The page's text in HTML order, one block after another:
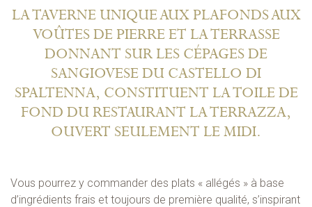
LA TAVERNE UNIQUE AUX PLAFONDS AUX
VOÛTES DE PIERRE ET LA TERRASSE
DONNANT SUR LES CÉPAGES DE
SANGIOVESE DU CASTELLO DI
SPALTENNA, CONSTITUENT LA TOILE DE
FOND DU RESTAURANT LA TERRAZZA,
OUVERT SEULEMENT LE MIDI.
Vous pourrez y commander des plats « allégés » à base
d’ingrédients frais et toujours de première qualité, s’inspirant